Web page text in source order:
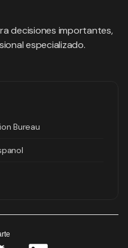
decisiones importantes,
especializado.
Bureau